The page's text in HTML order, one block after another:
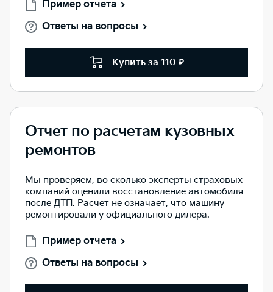
Пример отчета
Ответы на вопросы
Купить за 110 ₽
Отчет по расчетам кузовных
ремонтов
Мы проверяем, во сколько эксперты страховых
компаний оценили восстановление автомобиля
после ДТП. Расчет не означает, что машину
ремонтировали у официального дилера.
Пример отчета
Ответы на вопросы